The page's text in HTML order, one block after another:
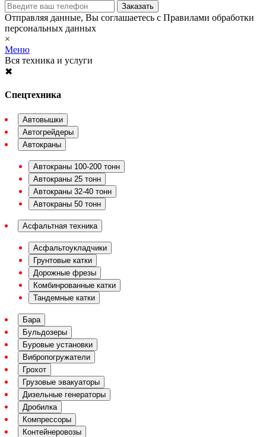
Отправляя данные, Вы соглашаетесь с Правилами обработки
персональных данных
×
Меню
Вся техника и услуги
✖
Спецтехника
Автовышки
Автогрейдеры
Автокраны
Автокраны 100-200 тонн
Автокраны 25 тонн
Автокраны 32-40 тонн
Автокраны 50 тонн
Асфальтная техника
Асфальтоукладчики
Грунтовые катки
Дорожные фрезы
Комбинрованные катки
Тандемные катки
Бара
Бульдозеры
Буровые установки
Вибропогружатели
Грохот
Грузовые эвакуаторы
Дизельные генераторы
Дробилка
Компрессоры
Контейнеровозы